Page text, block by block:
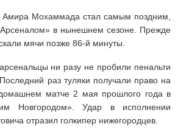
Амира Мохаммада стал самым поздним,
в нынешнем сезоне. Прежде
мячи позже 86-й минуты.
ни разу не пробили пенальти
раз туляки получали право на
матче 2 мая прошлого года в
Новгородом». Удар в исполнении
отразил голкипер нижегородцев.